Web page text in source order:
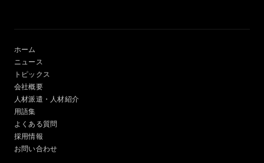
ホーム
ニュース
トピックス
会社概要
人材派遣・人材紹介
用語集
よくある質問
採用情報
お問い合わせ